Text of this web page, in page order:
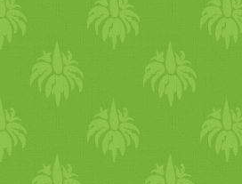
Mindenképp
héját is
problémákA
található